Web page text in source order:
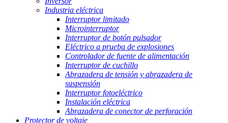
Industria eléctrica
Interruptor limitado
Microinterruptor
Interruptor de botón pulsador
Eléctrico a prueba de explosiones
Controlador de fuente de alimentación
Interruptor de cuchillo
Abrazadera de tensión y abrazadera de
suspensión
Interruptor fotoeléctrico
Instalación eléctrica
Abrazadera de conector de perforación
Protector de voltaje